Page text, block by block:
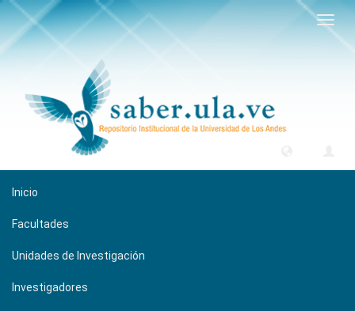
Inicio
Facultades
Unidades de Investigación
Investigadores